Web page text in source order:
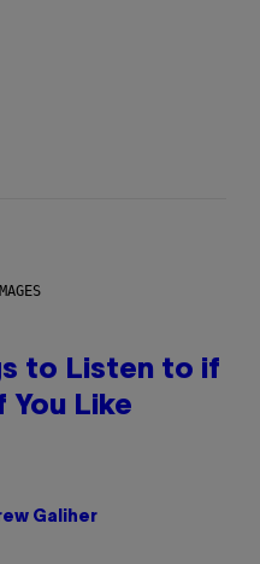
to Listen to if
You Like
Galiher